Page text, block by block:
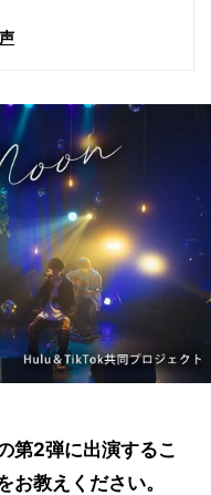
2弾に出演するこ
お教えください。